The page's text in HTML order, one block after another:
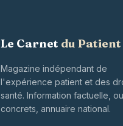
Le Carnet du Patient
Magazine indépendant de
l'expérience patient et des
santé. Information factuelle,
concrets, annuaire national.